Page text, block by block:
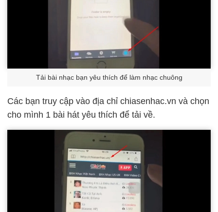
Tải bài nhạc bạn yêu thích để làm nhạc chuông
Các bạn truy cập vào địa chỉ chiasenhac.vn và chọn
cho mình 1 bài hát yêu thích để tải về.